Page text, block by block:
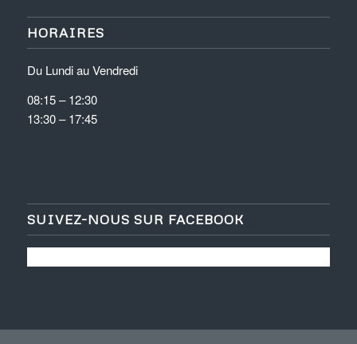
HORAIRES
Du Lundi au Vendredi
08:15 – 12:30
13:30 – 17:45
SUIVEZ-NOUS SUR FACEBOOK